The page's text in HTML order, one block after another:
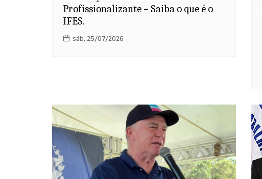
Profissionalizante – Saiba o que é o
IFES.
sáb, 25/07/2026